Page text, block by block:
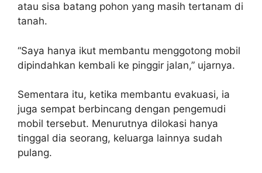
atau sisa batang pohon yang masih tertanam di
tanah.
“Saya hanya ikut membantu menggotong mobil
dipindahkan kembali ke pinggir jalan,” ujarnya.
Sementara itu, ketika membantu evakuasi, ia
juga sempat berbincang dengan pengemudi
mobil tersebut. Menurutnya dilokasi hanya
tinggal dia seorang, keluarga lainnya sudah
pulang.